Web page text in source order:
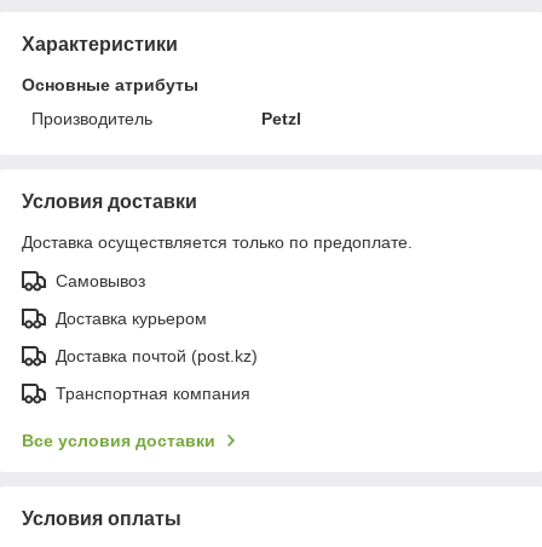
Характеристики
Основные атрибуты
Производитель
Petzl
Условия доставки
Доставка осуществляется только по предоплате.
Самовывоз
Доставка курьером
Доставка почтой (post.kz)
Транспортная компания
Все условия доставки
Условия оплаты